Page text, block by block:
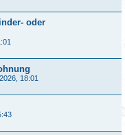
oder
18:01